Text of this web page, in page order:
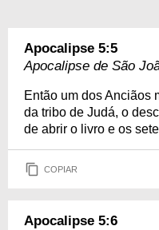
Apocalipse 5:5
Apocalipse de São
Então um dos Anciãos
da tribo de Judá, o
de abrir o livro e os
COPIAR
Apocalipse 5:6